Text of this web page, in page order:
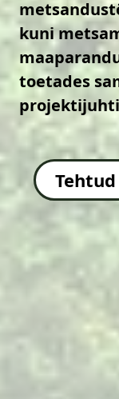
kuni
toetades